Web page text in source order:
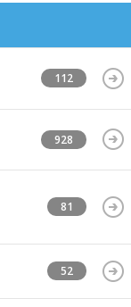
112
928
81
52